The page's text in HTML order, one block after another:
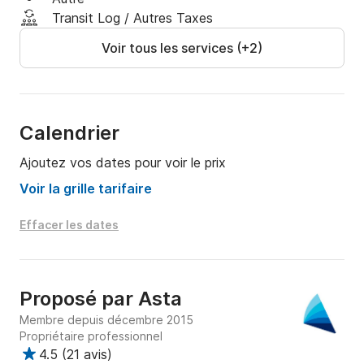
l'une des plus belles destinations de voile de Croatie
et de la Méditerranée.
En ce qui concerne les informations sur le bateau, le
et nous ferons de notre mieux pour répondre à vos
Transit Log / Autres Taxes
Voir tous les services (+2)
Calendrier
Ajoutez vos dates pour voir le prix
Voir la grille tarifaire
Effacer les dates
Proposé par Asta
Membre depuis décembre 2015
Propriétaire professionnel
4.5 (21 avis)